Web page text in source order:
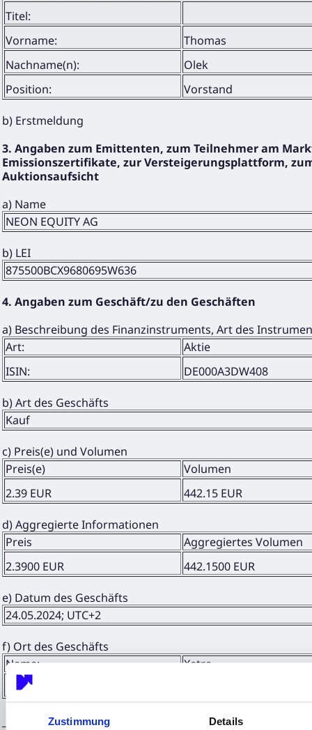
Zustimmung Details
Titel:
Vorname:
Thomas
Nachname(n):
Olek
Position:
Vorstand
b) Erstmeldung
3. Angaben zum Emittenten, zum Teilnehmer am
Emissionszertifikate, zur Versteigerungsplattform,
Auktionsaufsicht
a) Name
NEON EQUITY AG
b) LEI
875500BCX9680695W636
4. Angaben zum Geschäft/zu den Geschäften
a) Beschreibung des Finanzinstruments, Art des
Art:
Aktie
ISIN:
DE000A3DW408
b) Art des Geschäfts
Kauf
c) Preis(e) und Volumen
Preis(e)
Volumen
2.39 EUR
442.15 EUR
d) Aggregierte Informationen
Preis
Aggregiertes Volumen
2.3900 EUR
442.1500 EUR
e) Datum des Geschäfts
24.05.2024; UTC+2
f) Ort des Geschäfts
Name:
Xetra
MIC: